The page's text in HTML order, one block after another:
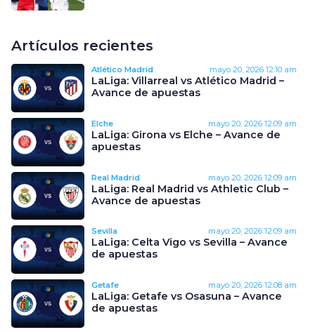
Artículos recientes
Atlético Madrid mayo 20, 2026 12:10 am
LaLiga: Villarreal vs Atlético Madrid –
Avance de apuestas
Elche mayo 20, 2026 12:09 am
LaLiga: Girona vs Elche – Avance de
apuestas
Real Madrid mayo 20, 2026 12:09 am
LaLiga: Real Madrid vs Athletic Club –
Avance de apuestas
Sevilla mayo 20, 2026 12:09 am
LaLiga: Celta Vigo vs Sevilla – Avance
de apuestas
Getafe mayo 20, 2026 12:08 am
LaLiga: Getafe vs Osasuna – Avance
de apuestas